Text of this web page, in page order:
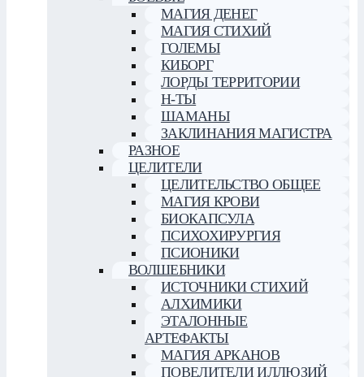
МАГИЯ ДЕНЕГ
МАГИЯ СТИХИЙ
ГОЛЕМЫ
КИБОРГ
ЛОРДЫ ТЕРРИТОРИИ
Н-ТЫ
ШАМАНЫ
ЗАКЛИНАНИЯ МАГИСТРА
РАЗНОЕ
ЦЕЛИТЕЛИ
ЦЕЛИТЕЛЬСТВО ОБЩЕЕ
МАГИЯ КРОВИ
БИОКАПСУЛА
ПСИХОХИРУРГИЯ
ПСИОНИКИ
ВОЛШЕБНИКИ
ИСТОЧНИКИ СТИХИЙ
АЛХИМИКИ
ЭТАЛОННЫЕ
АРТЕФАКТЫ
МАГИЯ АРКАНОВ
ПОВЕЛИТЕЛИ ИЛЛЮЗИЙ